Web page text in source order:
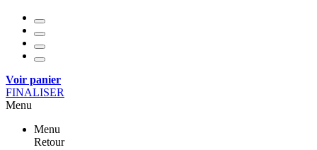
Voir panier
FINALISER
Menu
Menu
Retour